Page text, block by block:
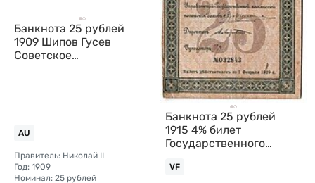
Банкнота 25 рублей
1909 Шипов Гусев
Советское
AU
Правитель: Николай II
Год: 1909
Номинал: 25 рублей
Банкнота 25 рублей
1915 4% билет
Государственного
VF